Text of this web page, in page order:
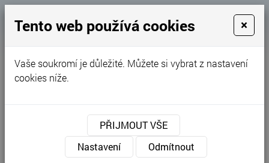
MENU
Dámská košile hnědá,tyrkysové sedlo
Tento web používá cookies ×
Vaše soukromí je důležité. Můžete si vybrat z nastavení
cookies níže.
PŘIJMOUT VŠE
Nastavení
Odmítnout